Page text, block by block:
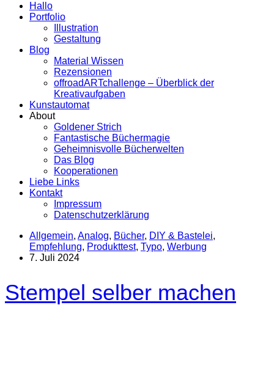
Hallo
Portfolio
Illustration
Gestaltung
Blog
Material Wissen
Rezensionen
offroadARTchallenge – Überblick der
Kreativaufgaben
Kunstautomat
About
Goldener Strich
Fantastische Büchermagie
Geheimnisvolle Bücherwelten
Das Blog
Kooperationen
Liebe Links
Kontakt
Impressum
Datenschutzerklärung
Allgemein, Analog, Bücher, DIY & Bastelei,
Empfehlung, Produkttest, Typo, Werbung
7. Juli 2024
Stempel selber machen